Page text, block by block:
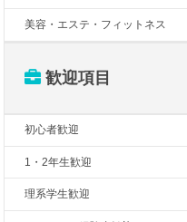
美容・エステ・フィットネス
歓迎項目
初心者歓迎
1・2年生歓迎
理系学生歓迎